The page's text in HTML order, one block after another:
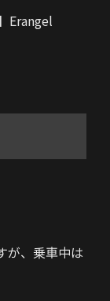
Erangel
が、乗車中は